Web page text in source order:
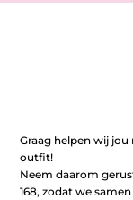
Graag helpen wij
outfit!
Neem daarom
168, zodat we